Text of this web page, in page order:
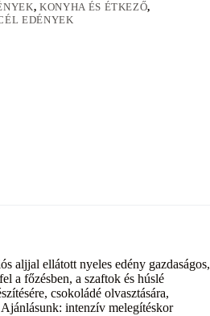
, KONYHA ÉS ÉTKEZŐ,
EDÉNYEK
aljjal ellátott nyeles edény gazdaságos,
a főzésben, a szaftok és húslé
csokoládé olvasztására,
intenzív melegítéskor